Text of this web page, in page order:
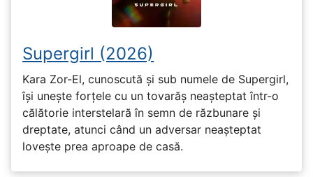
Supergirl (2026)
Kara Zor-El, cunoscută și sub numele de Supergirl,
își unește forțele cu un tovarăș neașteptat într-o
călătorie interstelară în semn de răzbunare și
dreptate, atunci când un adversar neașteptat
lovește prea aproape de casă.